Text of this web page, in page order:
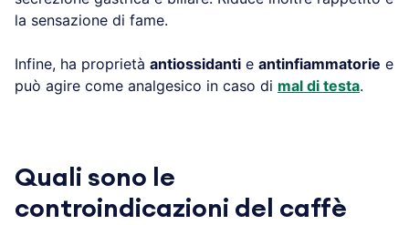
la sensazione di fame.
Infine, ha proprietà antiossidanti e antinfiammatorie e
può agire come analgesico in caso di mal di testa.
Quali sono le
controindicazioni del caffè